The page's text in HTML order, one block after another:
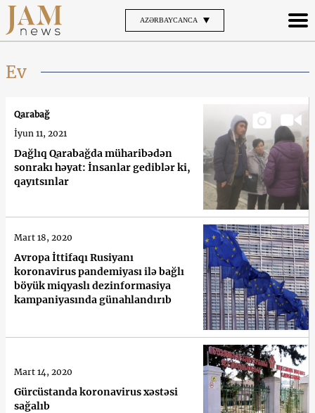
AZƏRBAYCANCA
Ev
Dağlıq Qarabağda müharibədən
sonrakı həyat: İnsanlar gediblər ki,
qayıtsınlar
Qarabağ
İyun 11, 2021
Avropa İttifaqı Rusiyanı
koronavirus pandemiyası ilə bağlı
böyük miqyaslı dezinformasiya
kampaniyasında günahlandırıb
Mart 18, 2020
Gürcüstanda koronavirus xəstəsi
sağalıb
Mart 14, 2020